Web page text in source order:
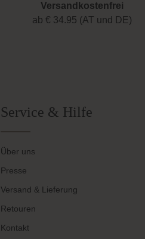
Versandkostenfrei
ab € 34.95 (AT und DE)
Service & Hilfe
Über uns
Presse
Versand & Lieferung
Retouren
Kontakt